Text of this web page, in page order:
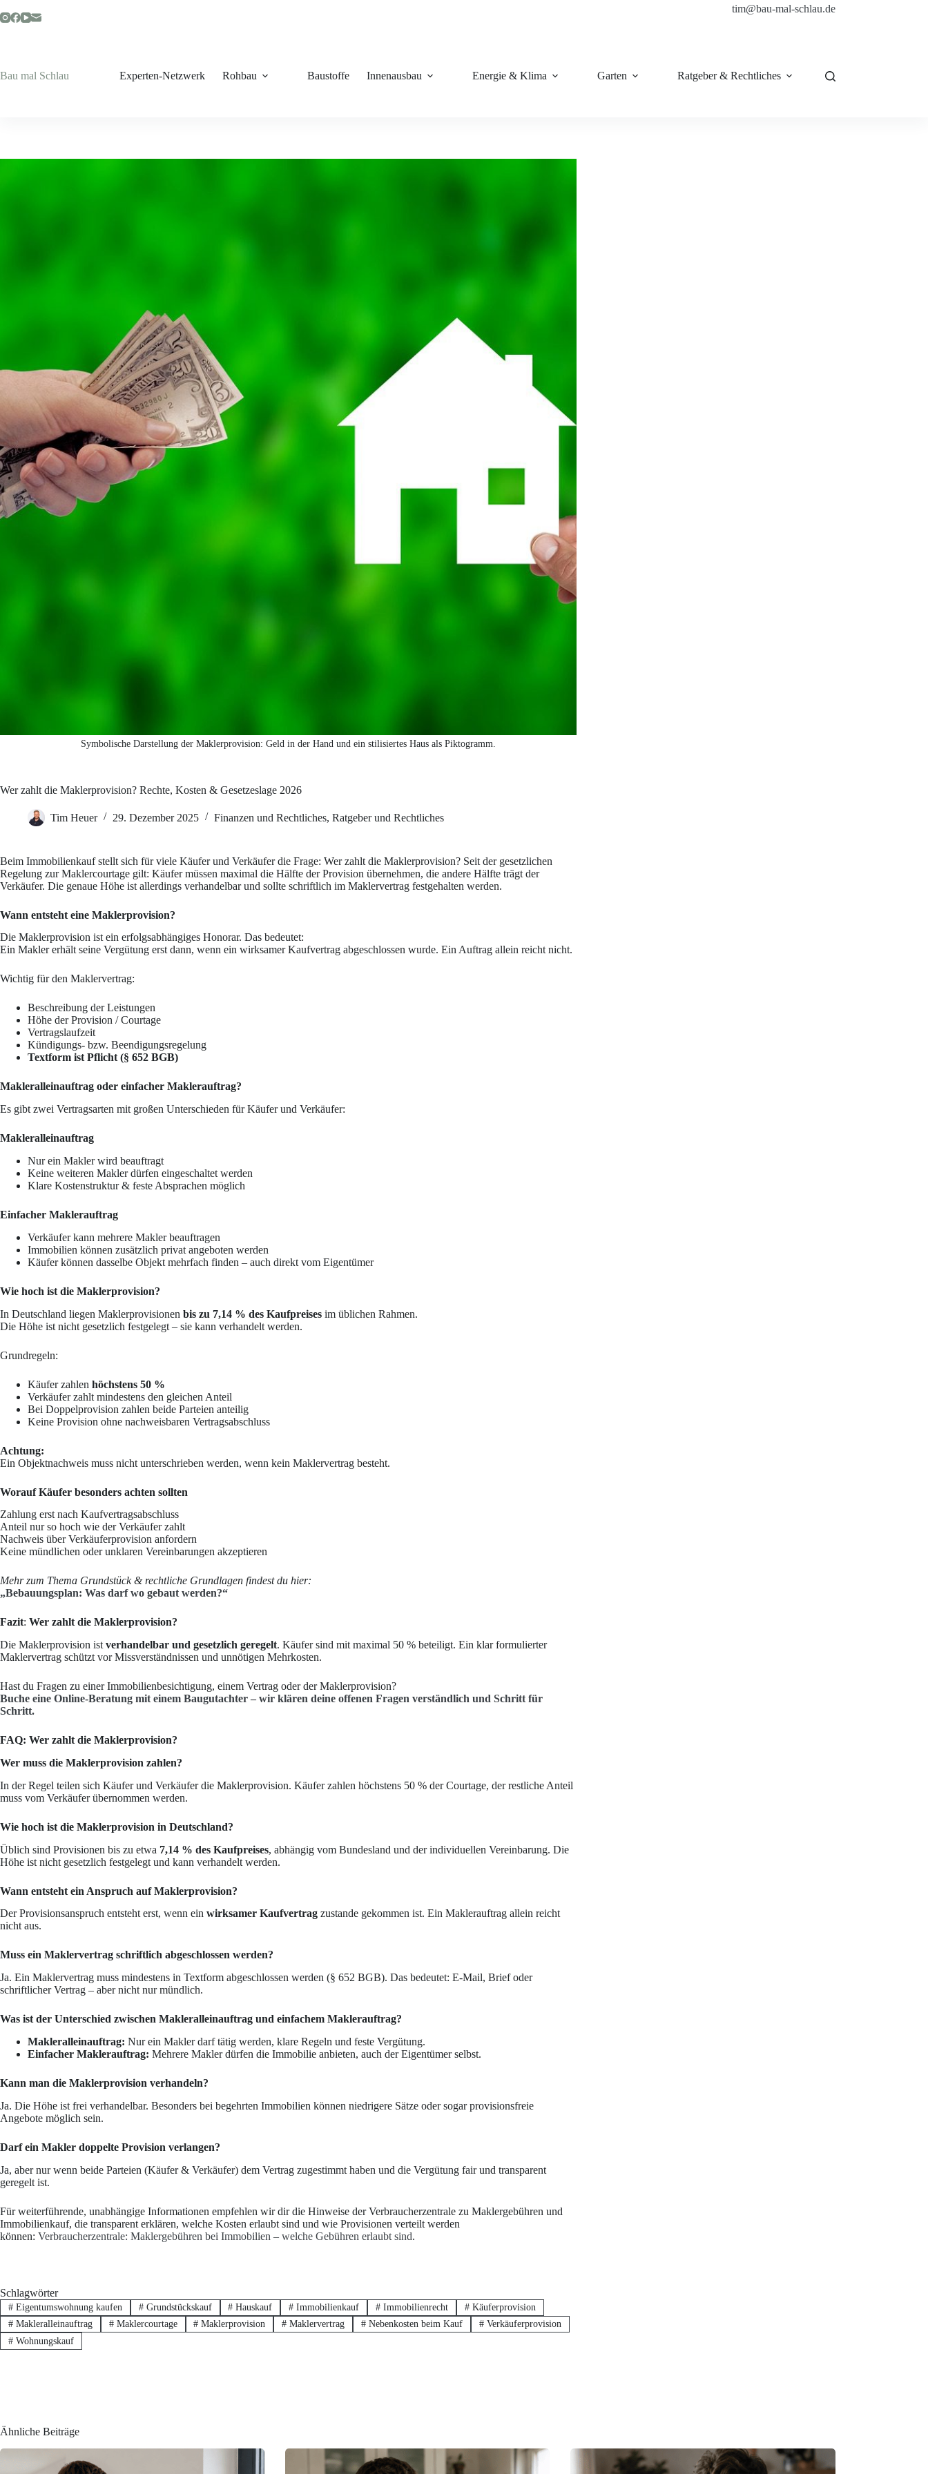
Inhalt
tim@bau-mal-schlau.de
Bau mal Schlau Experten-Netzwerk Rohbau Baustoffe Innenausbau Energie & Klima Garten Ratgeber & Rechtliches Shop
Symbolische Darstellung der Maklerprovision: Geld in der Hand und ein stilisiertes Haus als Piktogramm.
Wer zahlt die Maklerprovision? Rechte, Kosten & Gesetzeslage 2026
Tim Heuer 29. Dezember 2025 Finanzen und Rechtliches, Ratgeber und Rechtliches
Beim Immobilienkauf stellt sich für viele Käufer und Verkäufer die Frage: Wer zahlt die Maklerprovision? Seit der gesetzlichen
Regelung zur Maklercourtage gilt: Käufer müssen maximal die Hälfte der Provision übernehmen, die andere Hälfte trägt der
Verkäufer. Die genaue Höhe ist allerdings verhandelbar und sollte schriftlich im Maklervertrag festgehalten werden.
Wann entsteht eine Maklerprovision?
Die Maklerprovision ist ein erfolgsabhängiges Honorar. Das bedeutet:
Ein Makler erhält seine Vergütung erst dann, wenn ein wirksamer Kaufvertrag abgeschlossen wurde. Ein Auftrag allein reicht nicht.
Wichtig für den Maklervertrag:
Beschreibung der Leistungen
Höhe der Provision / Courtage
Vertragslaufzeit
Kündigungs- bzw. Beendigungsregelung
Textform ist Pflicht (§ 652 BGB)
Makleralleinauftrag oder einfacher Maklerauftrag?
Es gibt zwei Vertragsarten mit großen Unterschieden für Käufer und Verkäufer:
Makleralleinauftrag
Nur ein Makler wird beauftragt
Keine weiteren Makler dürfen eingeschaltet werden
Klare Kostenstruktur & feste Absprachen möglich
Einfacher Maklerauftrag
Verkäufer kann mehrere Makler beauftragen
Immobilien können zusätzlich privat angeboten werden
Käufer können dasselbe Objekt mehrfach finden – auch direkt vom Eigentümer
Wie hoch ist die Maklerprovision?
In Deutschland liegen Maklerprovisionen bis zu 7,14 % des Kaufpreises im üblichen Rahmen.
Die Höhe ist nicht gesetzlich festgelegt – sie kann verhandelt werden.
Grundregeln:
Käufer zahlen höchstens 50 %
Verkäufer zahlt mindestens den gleichen Anteil
Bei Doppelprovision zahlen beide Parteien anteilig
Keine Provision ohne nachweisbaren Vertragsabschluss
Achtung:
Ein Objektnachweis muss nicht unterschrieben werden, wenn kein Maklervertrag besteht.
Worauf Käufer besonders achten sollten
Zahlung erst nach Kaufvertragsabschluss
Anteil nur so hoch wie der Verkäufer zahlt
Nachweis über Verkäuferprovision anfordern
Keine mündlichen oder unklaren Vereinbarungen akzeptieren
Mehr zum Thema Grundstück & rechtliche Grundlagen findest du hier:
„Bebauungsplan: Was darf wo gebaut werden?“
Fazit: Wer zahlt die Maklerprovision?
Die Maklerprovision ist verhandelbar und gesetzlich geregelt. Käufer sind mit maximal 50 % beteiligt. Ein klar formulierter
Maklervertrag schützt vor Missverständnissen und unnötigen Mehrkosten.
Hast du Fragen zu einer Immobilienbesichtigung, einem Vertrag oder der Maklerprovision?
Buche eine Online-Beratung mit einem Baugutachter – wir klären deine offenen Fragen verständlich und Schritt für
Schritt.
FAQ: Wer zahlt die Maklerprovision?
Wer muss die Maklerprovision zahlen?
In der Regel teilen sich Käufer und Verkäufer die Maklerprovision. Käufer zahlen höchstens 50 % der Courtage, der restliche Anteil
muss vom Verkäufer übernommen werden.
Wie hoch ist die Maklerprovision in Deutschland?
Üblich sind Provisionen bis zu etwa 7,14 % des Kaufpreises, abhängig vom Bundesland und der individuellen Vereinbarung. Die
Höhe ist nicht gesetzlich festgelegt und kann verhandelt werden.
Wann entsteht ein Anspruch auf Maklerprovision?
Der Provisionsanspruch entsteht erst, wenn ein wirksamer Kaufvertrag zustande gekommen ist. Ein Maklerauftrag allein reicht
nicht aus.
Muss ein Maklervertrag schriftlich abgeschlossen werden?
Ja. Ein Maklervertrag muss mindestens in Textform abgeschlossen werden (§ 652 BGB). Das bedeutet: E-Mail, Brief oder
schriftlicher Vertrag – aber nicht nur mündlich.
Was ist der Unterschied zwischen Makleralleinauftrag und einfachem Maklerauftrag?
Makleralleinauftrag: Nur ein Makler darf tätig werden, klare Regeln und feste Vergütung.
Einfacher Maklerauftrag: Mehrere Makler dürfen die Immobilie anbieten, auch der Eigentümer selbst.
Kann man die Maklerprovision verhandeln?
Ja. Die Höhe ist frei verhandelbar. Besonders bei begehrten Immobilien können niedrigere Sätze oder sogar provisionsfreie
Angebote möglich sein.
Darf ein Makler doppelte Provision verlangen?
Ja, aber nur wenn beide Parteien (Käufer & Verkäufer) dem Vertrag zugestimmt haben und die Vergütung fair und transparent
geregelt ist.
Für weiterführende, unabhängige Informationen empfehlen wir dir die Hinweise der Verbraucherzentrale zu Maklergebühren und
Immobilienkauf, die transparent erklären, welche Kosten erlaubt sind und wie Provisionen verteilt werden
können: Verbraucherzentrale: Maklergebühren bei Immobilien – welche Gebühren erlaubt sind.
Schlagwörter
#Eigentumswohnung kaufen #Grundstückskauf # Hauskauf # Immobilienkauf # Immobilienrecht #Käuferprovision
#Makleralleinauftrag #Maklercourtage # Maklerprovision # Maklervertrag # Nebenkosten beim Kauf #Verkäuferprovision
#Wohnungskauf
Ähnliche Beiträge